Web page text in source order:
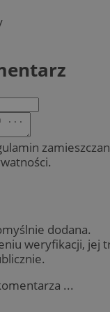
dodana.
weryfikacji, jej
...